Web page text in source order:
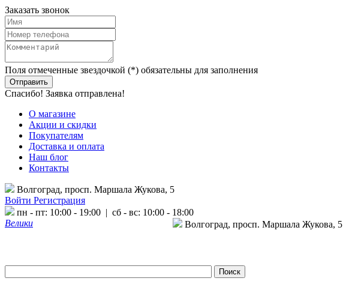
Заказать звонок
Поля отмеченные звездочкой (*) обязательны для заполнения
Спасибо! Заявка отправлена!
О магазине
Акции и скидки
Покупателям
Доставка и оплата
Наш блог
Контакты
Волгоград, просп. Маршала Жукова, 5
Войти Регистрация
пн - пт: 10:00 - 19:00 | сб - вс: 10:00 - 18:00
Велики
Волгоград, просп. Маршала Жукова, 5